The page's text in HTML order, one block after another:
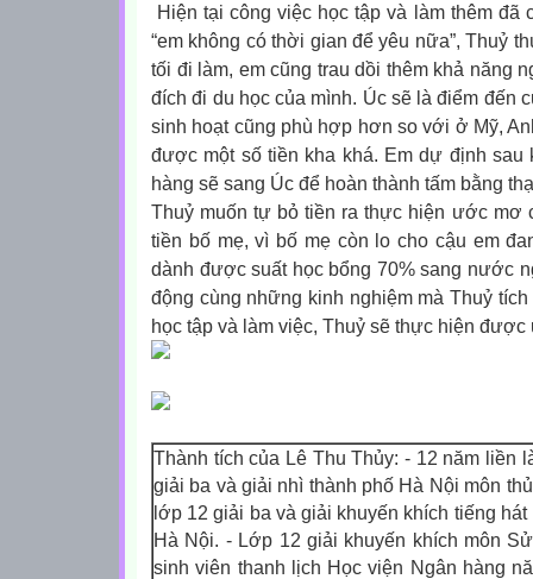
Hiện tại công việc học tập và làm thêm đã
“em không có thời gian để yêu nữa”, Thuỷ
tối đi làm, em cũng trau dồi thêm khả năng
đích đi du học của mình. Úc sẽ là điểm đến
sinh hoạt cũng phù hợp hơn so với ở Mỹ,
được một số tiền kha khá. Em dự định sau
hàng sẽ sang Úc để hoàn thành tấm bằng
Thuỷ muốn tự bỏ tiền ra thực hiện ước mơ
tiền bố mẹ, vì bố mẹ còn lo cho cậu em
dành được suất học bổng 70% sang nước
động cùng những kinh nghiệm mà Thuỷ
học tập và làm việc, Thuỷ sẽ thực hiện
Thành tích của Lê Thu Thủy: - 12 năm liền
giải ba và giải nhì thành phố Hà Nội môn
lớp 12 giải ba và giải khuyến khích tiếng
Hà Nội. - Lớp 12 giải khuyến khích môn
sinh viên thanh lịch Học viện Ngân hàng